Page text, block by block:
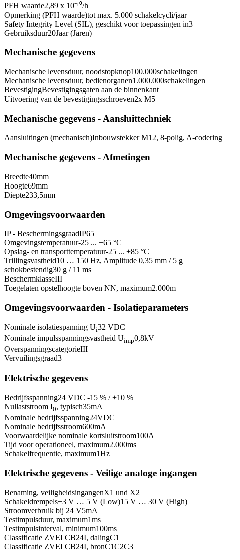
PFH waarde2,89 x 10⁻¹⁰/h
Opmerking (PFH waarde)tot max. 5.000 schakelcycli/jaar
Safety Integrity Level (SIL), geschikt voor toepassingen in3
Gebruiksduur20Jaar (Jaren)
Mechanische gegevens
Mechanische levensduur, noodstopknop100.000schakelingen
Mechanische levensduur, bedienorganen1.000.000schakelingen
BevestigingBevestigingsgaten aan de binnenkant
Uitvoering van de bevestigingsschroeven2x M5
Mechanische gegevens - Aansluittechniek
Aansluitingen (mechanisch)Inbouwstekker M12, 8-polig, A-codering
Mechanische gegevens - Afmetingen
Breedte40mm
Hoogte69mm
Diepte233,5mm
Omgevingsvoorwaarden
IP - BeschermingsgraadIP65
Omgevingstemperatuur-25 ... +65 °C
Opslag- en transporttemperatuur-25 ... +85 °C
Trillingsvastheid10 … 150 Hz, Amplitude 0,35 mm / 5 g
schokbestendig30 g / 11 ms
BeschermklasseIII
Toegelaten opstelhoogte boven NN, maximum2.000m
Omgevingsvoorwaarden - Isolatieparameters
Nominale isolatiespanning Ui32 VDC
Nominale impulsspanningsvastheid Uimp0,8kV
OverspanningscategorieIII
Vervuilingsgraad3
Elektrische gegevens
Bedrijfsspanning24 VDC -15 % / +10 %
Nullaststroom I0, typisch35mA
Nominale bedrijfsspanning24VDC
Nominale bedrijfsstroom600mA
Voorwaardelijke nominale kortsluitstroom100A
Tijd voor operationeel, maximum2.000ms
Schakelfrequentie, maximum1Hz
Elektrische gegevens - Veilige analoge ingangen
Benaming, veiligheidsingangenX1 und X2
Schakeldrempels−3 V … 5 V (Low)15 V … 30 V (High)
Stroomverbruik bij 24 V5mA
Testimpulsduur, maximum1ms
Testimpulsinterval, minimum100ms
Classificatie ZVEI CB24I, dalingC1
Classificatie ZVEI CB24I, bronC1C2C3